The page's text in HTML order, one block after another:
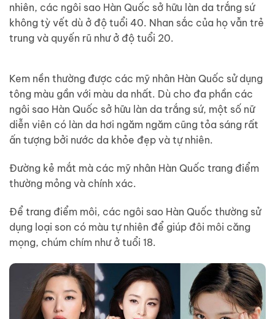
nhiên, các ngôi sao Hàn Quốc sở hữu làn da trắng sứ
không tỳ vết dù ở độ tuổi 40. Nhan sắc của họ vẫn trẻ
trung và quyến rũ như ở độ tuổi 20.
Kem nền thường được các mỹ nhân Hàn Quốc sử dụng
tông màu gần với màu da nhất. Dù cho đa phần các
ngôi sao Hàn Quốc sở hữu làn da trắng sứ, một số nữ
diễn viên có làn da hơi ngăm ngăm cũng tỏa sáng rất
ấn tượng bởi nước da khỏe đẹp và tự nhiên.
Đường kẻ mắt mà các mỹ nhân Hàn Quốc trang điểm
thường mỏng và chính xác.
Để trang điểm môi, các ngôi sao Hàn Quốc thường sử
dụng loại son có màu tự nhiên để giúp đôi môi căng
mọng, chúm chím như ở tuổi 18.